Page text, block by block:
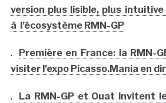
version plus lisible, plus
à l’écosystème RMN-GP
. Première en France: la RMN-
visiter l’expo Picasso.Mania en
. La RMN-GP et Ouat invitent